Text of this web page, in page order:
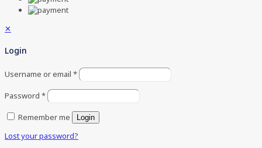
✕
Login
Username or email *
Password *
Remember me
Login
Lost your password?